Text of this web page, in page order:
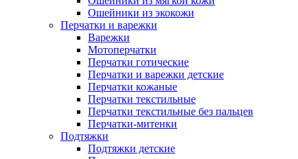
Ошейники из экокожи
Перчатки и варежки
Варежки
Мотоперчатки
Перчатки готические
Перчатки и варежки детские
Перчатки кожаные
Перчатки текстильные
Перчатки текстильные без пальцев
Перчатки-митенки
Подтяжки
Подтяжки детские